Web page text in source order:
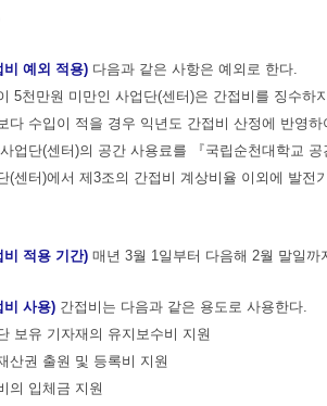
비 예외 적용) 다음과 같은 사항은 예외로 한다.
5천만원 미만인 사업단(센터)은 간접비를 징수
다 수입이 적을 경우 익년도 간접비 산정에 반영
업단(센터)의 공간 사용료를 『국립순천대학교
(센터)에서 제3조의 간접비 계상비율 이외에 발
비 적용 기간) 매년 3월 1일부터 다음해 2월 말일
비 사용) 간접비는 다음과 같은 용도로 사용한다.
보유 기자재의 유지보수비 지원
산권 출원 및 등록비 지원
의 입체금 지원